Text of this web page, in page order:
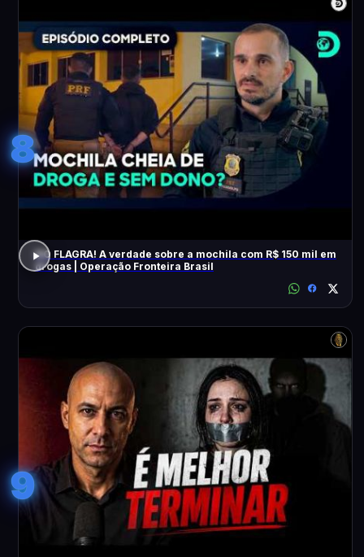
8
NO FLAGRA! A verdade sobre a mochila com R$ 150 mil em
drogas | Operação Fronteira Brasil
9